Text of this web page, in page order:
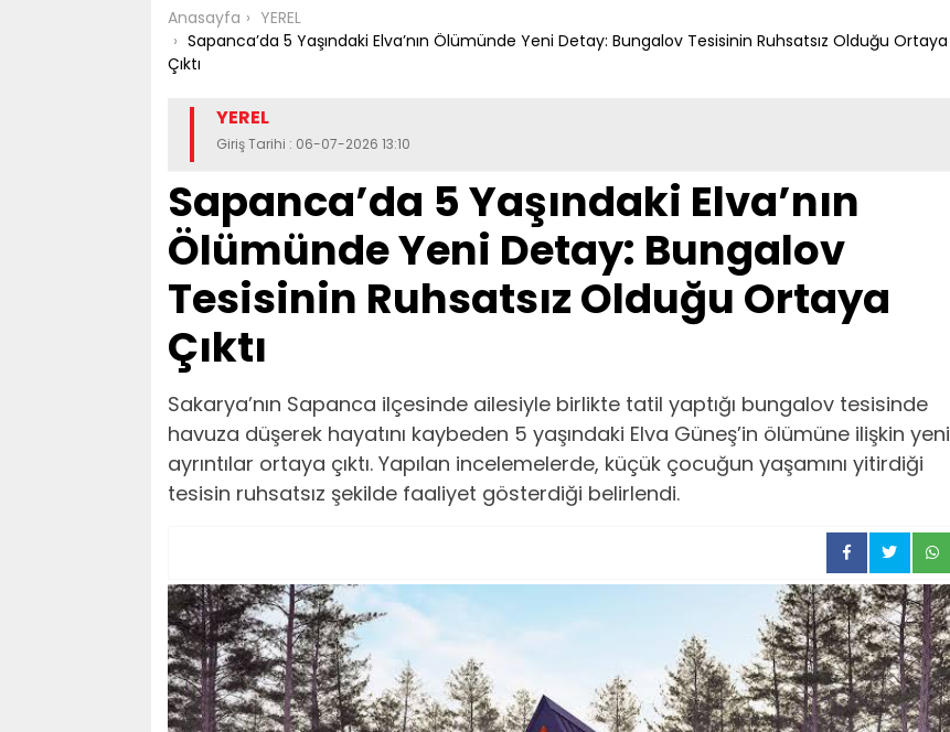
Anasayfa
YEREL
Sapanca’da 5 Yaşındaki Elva’nın Ölümünde Yeni Detay: Bungalov Tesisinin Ruhsatsız Olduğu Ortaya
Çıktı
YEREL
Giriş Tarihi : 06-07-2026 13:10
Sapanca’da 5 Yaşındaki Elva’nın
Ölümünde Yeni Detay: Bungalov
Tesisinin Ruhsatsız Olduğu Ortaya
Çıktı
Sakarya’nın Sapanca ilçesinde ailesiyle birlikte tatil yaptığı bungalov tesisinde
havuza düşerek hayatını kaybeden 5 yaşındaki Elva Güneş’in ölümüne ilişkin yeni
ayrıntılar ortaya çıktı. Yapılan incelemelerde, küçük çocuğun yaşamını yitirdiği
tesisin ruhsatsız şekilde faaliyet gösterdiği belirlendi.